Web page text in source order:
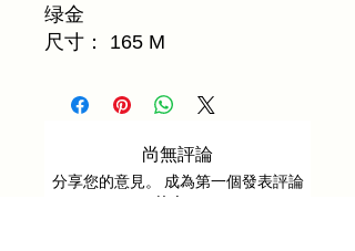
绿金
尺寸： 165 M
尚無評論
分享您的意見。 成為第一個發表評論
的人。